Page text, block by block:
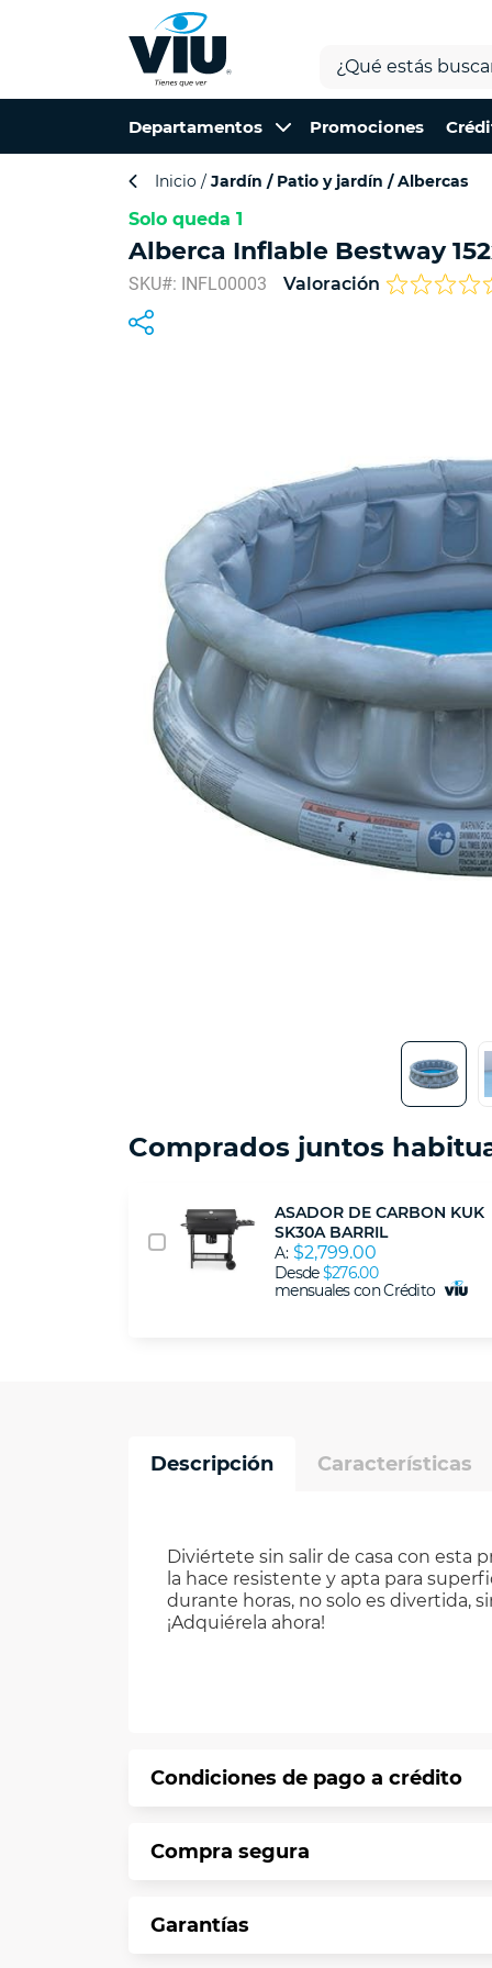
Departamentos Promociones
Inicio Jardín Patio y jardín Albercas
Solo queda 1
Alberca Inflable Bestway
SKU#: INFL00003 Valoración
Comprados juntos
ASADOR DE CARBON KUK
SK30A BARRIL
A: $2,799.00
Desde$276.00
mensuales con Crédito
Descripción Características
Diviértete sin salir de casa con esta
la hace resistente y apta para
durante horas, no solo es divertida,
¡Adquiérela ahora!
Condiciones de pago a crédito
Compra segura
Garantías